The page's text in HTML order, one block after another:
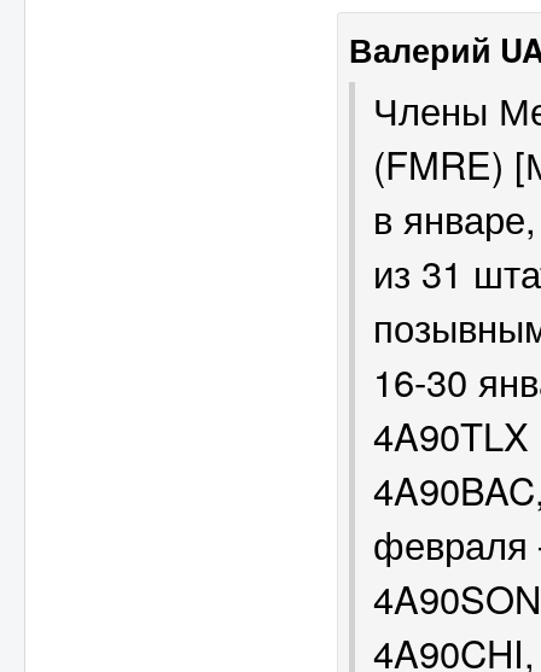
Валерий
Члены
(FMRE)
в
из 31
16-30
февраля